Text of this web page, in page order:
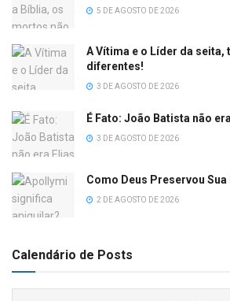
5 DE AGOSTO DE 2026
A Vítima e o Líder da seita,
diferentes!
3 DE AGOSTO DE 2026
É Fato: João Batista não
3 DE AGOSTO DE 2026
Como Deus Preservou Sua
2 DE AGOSTO DE 2026
Calendário de Posts